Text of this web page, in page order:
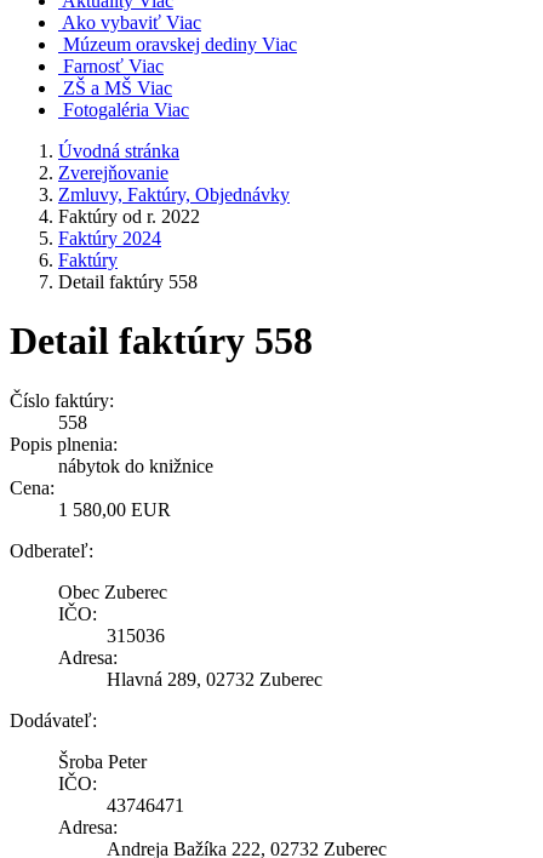
Ako vybaviť Viac
Múzeum oravskej dediny Viac
Farnosť Viac
ZŠ a MŠ Viac
Fotogaléria Viac
Úvodná stránka
Zverejňovanie
Zmluvy, Faktúry, Objednávky
Faktúry od r. 2022
Faktúry 2024
Faktúry
Detail faktúry 558
Detail faktúry 558
Číslo faktúry:
558
Popis plnenia:
nábytok do knižnice
Cena:
1 580,00 EUR
Odberateľ:
Obec Zuberec
IČO:
315036
Adresa:
Hlavná 289, 02732 Zuberec
Dodávateľ:
Šroba Peter
IČO:
43746471
Adresa:
Andreja Bažíka 222, 02732 Zuberec